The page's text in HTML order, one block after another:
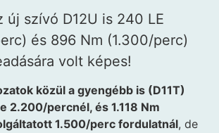
új szívó D12U is 240 LE
és 896 Nm (1.300/perc)
volt képes!
közül a gyengébb is (D11T)
2.200/percnél, és 1.118 Nm
1.500/perc fordulatnál, de